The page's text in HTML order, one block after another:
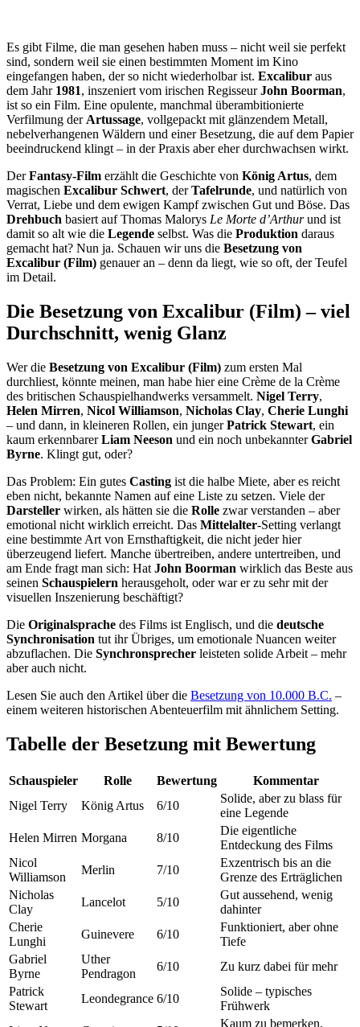
Es gibt Filme, die man gesehen haben muss – nicht weil sie perfekt
sind, sondern weil sie einen bestimmten Moment im Kino
eingefangen haben, der so nicht wiederholbar ist. Excalibur aus
dem Jahr 1981, inszeniert vom irischen RegisseurJohn Boorman,
ist so ein Film. Eine opulente, manchmal überambitionierte
Verfilmung der Artussage, vollgepackt mit glänzendem Metall,
nebelverhangenen Wäldern und einer Besetzung, die auf dem Papier
beeindruckend klingt – in der Praxis aber eher durchwachsen wirkt.
DerFantasy-Film erzählt die Geschichte von König Artus, dem
magischen Excalibur Schwert, derTafelrunde, und natürlich von
Verrat, Liebe und dem ewigen Kampf zwischen Gut und Böse. Das
Drehbuch basiert auf Thomas Malorys Le Morte d’Arthurund ist
damit so alt wie die Legende selbst. Was die Produktion daraus
gemacht hat? Nun ja. Schauen wir uns die Besetzung von
Excalibur (Film) genauer an – denn da liegt, wie so oft, der Teufel
im Detail.
Die Besetzung von Excalibur (Film) – viel
Durchschnitt, wenig Glanz
Wer die Besetzung von Excalibur (Film) zum ersten Mal
durchliest, könnte meinen, man habe hier eine Crème de la Crème
des britischen Schauspielhandwerks versammelt. Nigel Terry,
Helen Mirren, Nicol Williamson, Nicholas Clay, Cherie Lunghi
– und dann, in kleineren Rollen, ein jungerPatrick Stewart, ein
kaum erkennbarerLiam Neeson und ein noch unbekannterGabriel
Byrne. Klingt gut, oder?
Das Problem: Ein gutes Casting ist die halbe Miete, aber es reicht
eben nicht, bekannte Namen auf eine Liste zu setzen. Viele der
Darsteller wirken, als hätten sie die Rolle zwar verstanden – aber
emotional nicht wirklich erreicht. Das Mittelalter-Setting verlangt
eine bestimmte Art von Ernsthaftigkeit, die nicht jeder hier
überzeugend liefert. Manche übertreiben, andere untertreiben, und
am Ende fragt man sich: Hat John Boorman wirklich das Beste aus
seinen Schauspielern herausgeholt, oder war er zu sehr mit der
visuellen Inszenierung beschäftigt?
Die Originalsprache des Films ist Englisch, und die deutsche
Synchronisation tut ihr Übriges, um emotionale Nuancen weiter
abzuflachen. Die Synchronsprecher leisteten solide Arbeit – mehr
aber auch nicht.
Lesen Sie auch den Artikel über die Besetzung von 10.000 B.C. –
einem weiteren historischen Abenteuerfilm mit ähnlichem Setting.
Tabelle der Besetzung mit Bewertung
Schauspieler Rolle Bewertung
Kommentar
Nigel Terry
König Artus 6/10
Solide, aber zu blass für
eine Legende
Helen Mirren Morgana 8/10
Die eigentliche
Entdeckung des Films
Nicol
Williamson
Merlin 7/10
Exzentrisch bis an die
Grenze des Erträglichen
Nicholas
Clay
Lancelot 5/10
Gut aussehend, wenig
dahinter
Cherie
Lunghi
Guinevere 6/10
Funktioniert, aber ohne
Tiefe
Gabriel
Byrne
Uther
Pendragon
6/10
Zu kurz dabei für mehr
Patrick
Stewart
Leondegrance 6/10
Solide – typisches
Frühwerk
Kaum zu bemerken,